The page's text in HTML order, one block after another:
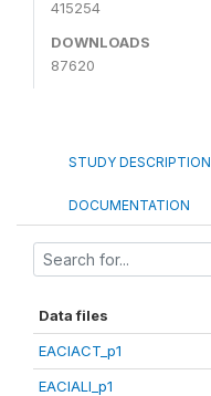
415254
DOWNLOADS
87620
STUDY DESCRIPTION
DOCUMENTATION
Data files
EACIACT_p1
EACIALI_p1